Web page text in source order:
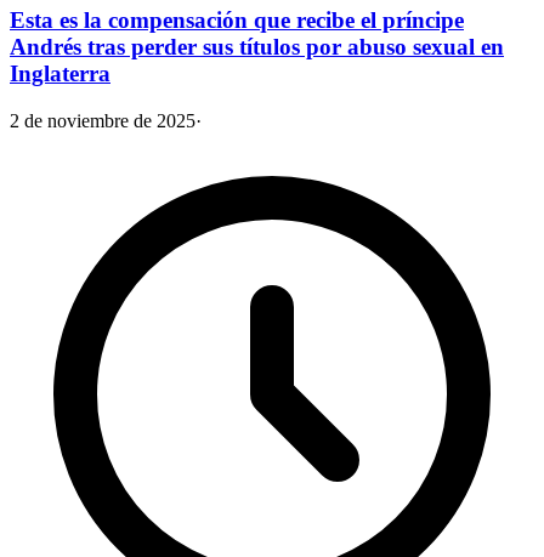
Esta es la compensación que recibe el príncipe
Andrés tras perder sus títulos por abuso sexual en
Inglaterra
2 de noviembre de 2025·